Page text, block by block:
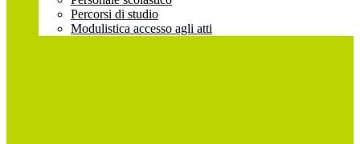
Percorsi di studio
Modulistica accesso agli atti